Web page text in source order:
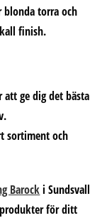
blonda torra och
finish.
att ge dig det bästa
sortiment och
Barock i Sundsvall
för ditt